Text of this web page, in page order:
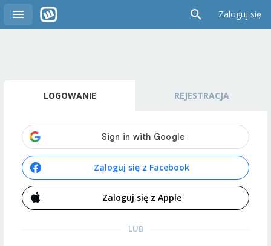
Zaloguj się
LOGOWANIE REJESTRACJA
Zaloguj się z Facebook
Zaloguj się z Apple
LUB